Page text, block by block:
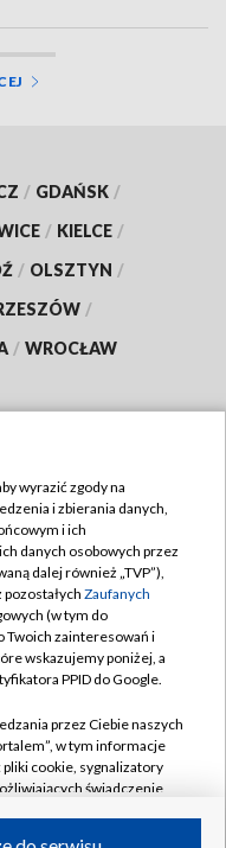
/ GDAŃSK /
/ KIELCE /
/ OLSZTYN /
/
/ WROCŁAW
wyrazić zgody na
i zbierania danych,
i ich
danych osobowych przez
dalej również „TVP”),
pozostałych Zaufanych
(w tym do
Twoich zainteresowań i
wskazujemy poniżej, a
PPID do Google.
przez Ciebie naszych
w tym informacje
cookie, sygnalizatory
świadczenie